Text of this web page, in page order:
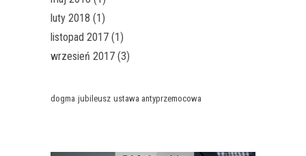
luty 2018 (1)
listopad 2017 (1)
wrzesień 2017 (3)
dogma jubileusz ustawa antyprzemocowa